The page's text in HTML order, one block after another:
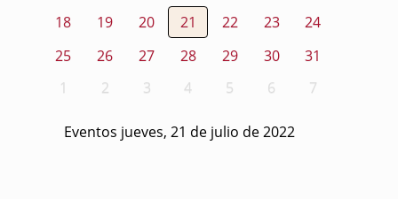
18
19 20 21 22 23
24
25
26 27 28 29 30
31
1
2 3 4 5 6 7
Eventos jueves, 21 de julio de 2022